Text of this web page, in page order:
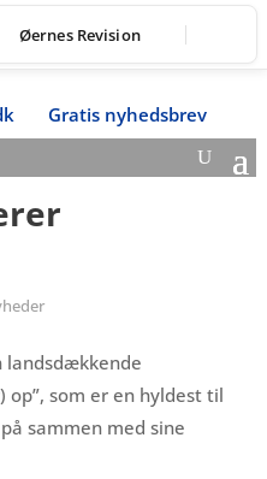
Øernes Revision
Gratis nyhedsbrev
landsdækkende
op”, som er en hyldest til
sammen med sine